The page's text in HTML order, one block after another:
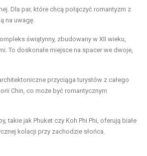
Dla par, które chcą połączyć romantyzm z
na uwagę.
świątynny, zbudowany w XII wieku,
To doskonałe miejsce na spacer we dwoje,
przyciąga turystów z całego
Chin, co może być romantycznym
takie jak Phuket czy Koh Phi Phi, oferują białe
kolacji przy zachodzie słońca.